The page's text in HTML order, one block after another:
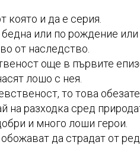
която и да е серия.
бедна или по рождение
от наследство.
още в първите
лошо с нея.
то това
на разходка сред
и много лоши герои.
да страдат от